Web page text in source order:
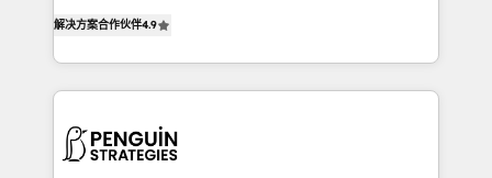
100% US-based, FTE team members. We offer
project-based and managed services engagements
that include new HubSpot implementations,
integration, extensibility, custom development, and
ongoing RevOps support.
entreprises qui auront réussi leur transformation. Le
problème ? 58% des dirigeants savent que l'IA est
vitale pour leur survie. Mais 57% n'ont aucune
données. C'est le paradoxe français : conscience
解决方案合作伙伴4.9